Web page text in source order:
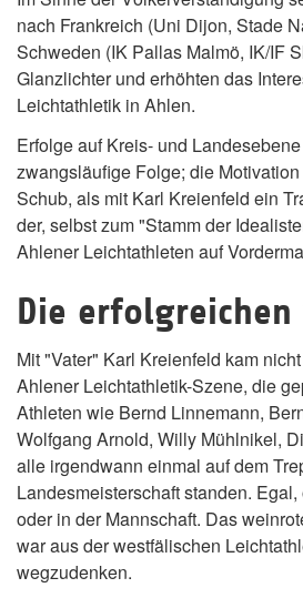
nach Frankreich (Uni Dijon, Stade
Schweden (IK Pallas Malmö, IK/IF
Glanzlichter und erhöhten das
Leichtathletik in Ahlen.
Erfolge auf Kreis- und
zwangsläufige Folge; die
Schub, als mit Karl Kreienfeld ein
der, selbst zum "Stamm der
Ahlener Leichtathleten auf
Die erfolgreichen
Mit "Vater" Karl Kreienfeld kam
Ahlener Leichtathletik-Szene, die
Athleten wie Bernd Linnemann,
Wolfgang Arnold, Willy Mühlnikel,
alle irgendwann einmal auf dem
Landesmeisterschaft standen.
oder in der Mannschaft. Das
war aus der westfälischen
wegzudenken.